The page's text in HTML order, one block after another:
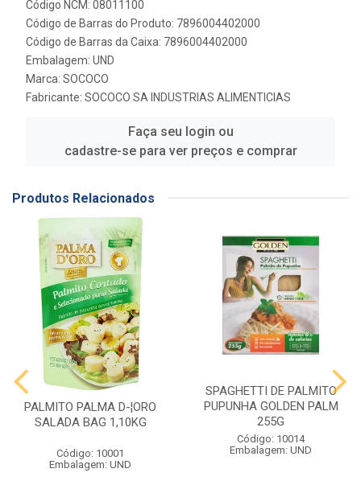
Código NCM: 08011100
Código de Barras do Produto: 7896004402000
Código de Barras da Caixa: 7896004402000
Embalagem: UND
Marca: SOCOCO
Fabricante: SOCOCO SA INDUSTRIAS ALIMENTICIAS
Faça seu login ou
cadastre-se para ver preços e comprar
Produtos Relacionados
PALMITO PALMA D-¦ORO
SALADA BAG 1,10KG
Código: 10001
Embalagem: UND
SPAGHETTI DE PALMITO
PUPUNHA GOLDEN PALM
255G
Código: 10014
Embalagem: UND